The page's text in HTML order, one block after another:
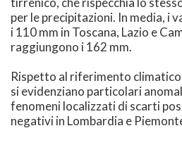
per le precipitazioni. In media, i
i 110 mm in Toscana, Lazio e
raggiungono i 162 mm.
Rispetto al riferimento
si evidenziano particolari
fenomeni localizzati di scarti
negativi in Lombardia e